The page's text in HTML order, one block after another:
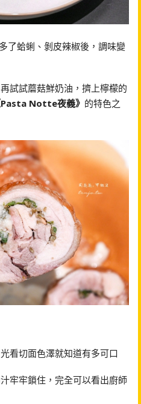
了蛤蜊、剝皮辣椒後，調味變
試試蘑菇鮮奶油，擠上檸檬的
Pasta Notte夜義》 的特色之
看切面色澤就知道有多可口
牢牢鎖住，完全可以看出廚師